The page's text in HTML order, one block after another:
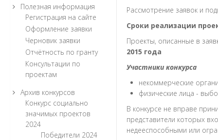
Полезная информация
Регистрация на сайте
Оформление заявки
Черновик заявки
Отчётность по гранту
Консультации по
проектам
Архив конкурсов
Конкурс социально
значимых проектов
2024
Победители 2024
Рассмотрение заявок и
Сроки реализации
Проекты, описанные в
2015 года
Участники конкурса
некоммерческие
физические лица -
В конкурсе не вправе
представители которых
недееспособными или